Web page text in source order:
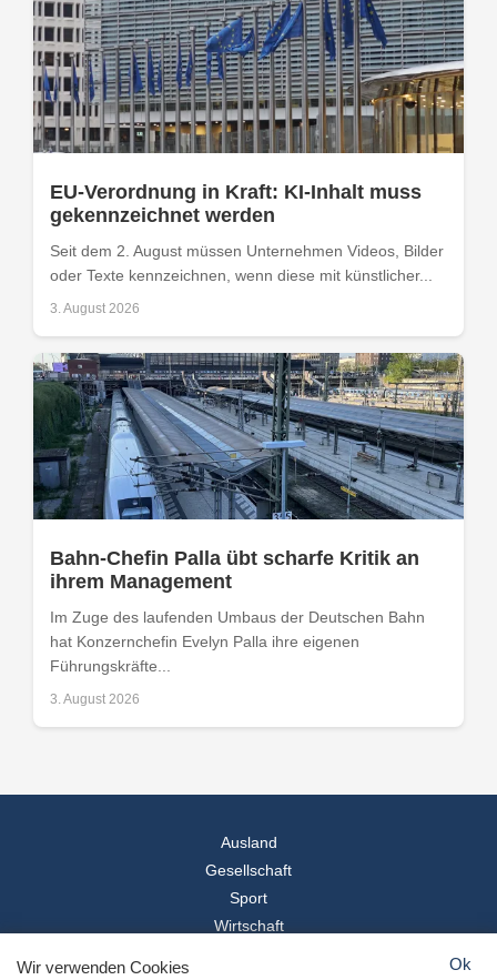
EU-Verordnung in Kraft: KI-Inhalt muss
gekennzeichnet werden
Seit dem 2. August müssen Unternehmen Videos, Bilder
oder Texte kennzeichnen, wenn diese mit künstlicher...
3. August 2026
Bahn-Chefin Palla übt scharfe Kritik an
ihrem Management
Im Zuge des laufenden Umbaus der Deutschen Bahn
hat Konzernchefin Evelyn Palla ihre eigenen
Führungskräfte...
3. August 2026
Ausland
Gesellschaft
Sport
Wirtschaft
Wir verwenden Cookies Ok